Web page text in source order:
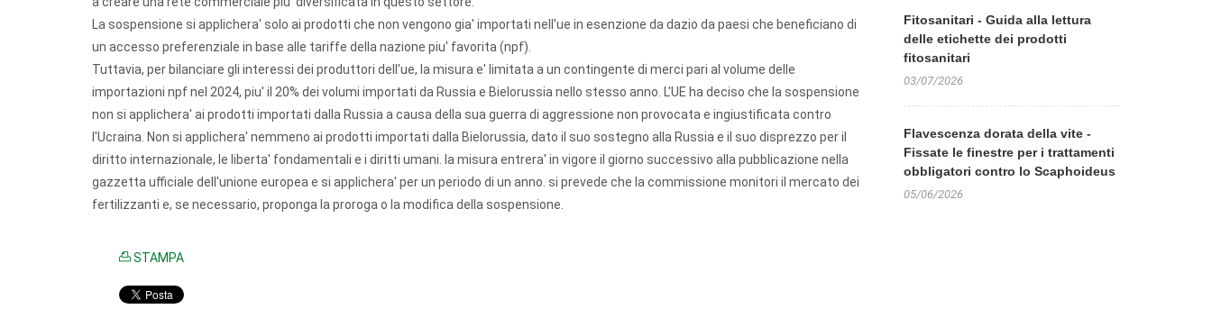
La sospensione si applichera' solo ai prodotti che non vengono gia' importati nell'ue in esenzione da dazio da paesi che beneficiano di
un accesso preferenziale in base alle tariffe della nazione piu' favorita (npf).
Tuttavia, per bilanciare gli interessi dei produttori dell'ue, la misura e' limitata a un contingente di merci pari al volume delle
importazioni npf nel 2024, piu' il 20% dei volumi importati da Russia e Bielorussia nello stesso anno. L'UE ha deciso che la sospensione
non si applichera' ai prodotti importati dalla Russia a causa della sua guerra di aggressione non provocata e ingiustificata contro
l'Ucraina. Non si applichera' nemmeno ai prodotti importati dalla Bielorussia, dato il suo sostegno alla Russia e il suo disprezzo per il
diritto internazionale, le liberta' fondamentali e i diritti umani. la misura entrera' in vigore il giorno successivo alla pubblicazione nella
gazzetta ufficiale dell'unione europea e si applichera' per un periodo di un anno. si prevede che la commissione monitori il mercato dei
fertilizzanti e, se necessario, proponga la proroga o la modifica della sospensione.
STAMPA
Fitosanitari - Guida alla lettura
delle etichette dei prodotti
fitosanitari
03/07/2026
Flavescenza dorata della vite -
Fissate le finestre per i trattamenti
obbligatori contro lo Scaphoideus
05/06/2026